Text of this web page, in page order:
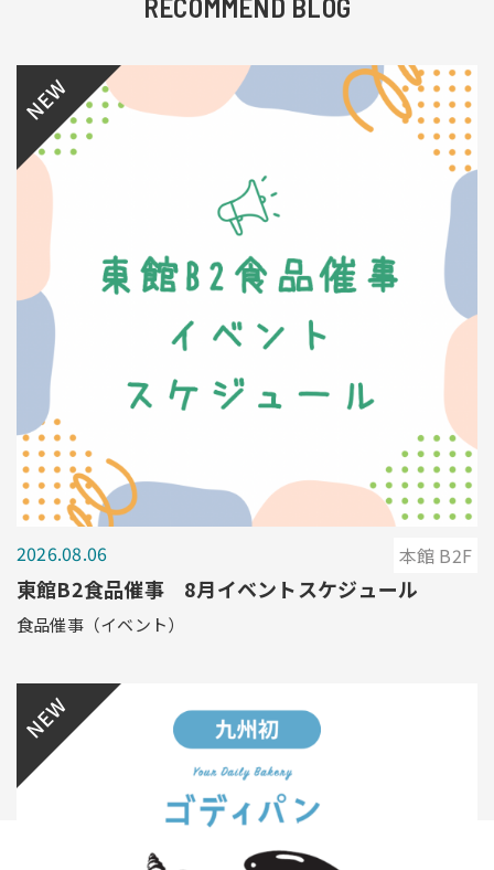
NEW
2026.08.06 本館 B2F
東館B2食品催事 8月イベントスケジュール
食品催事（イベント）
NEW